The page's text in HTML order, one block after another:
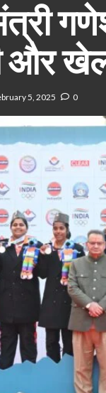
और
5, 2025 0